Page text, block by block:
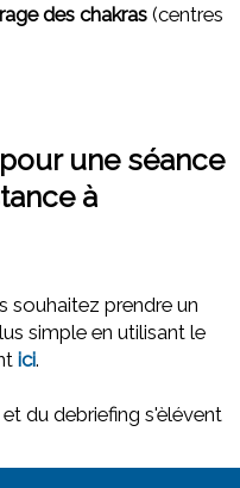
des chakras (centres
une séance
à
souhaitez prendre un
simple en utilisant le
ici.
du debriefing s'èlévent